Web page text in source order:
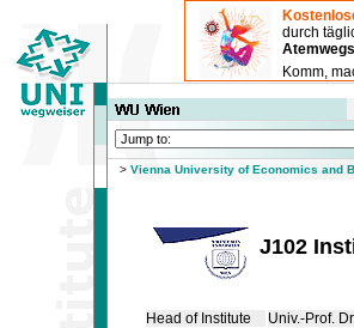
durch
Komm,
> Vienna University of Economics and
J102
Head of Institute
Univ.-Prof.